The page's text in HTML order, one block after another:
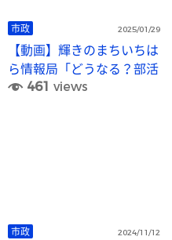
市政 2025/01/29
【動画】輝きのまちいちは
ら情報局「どうなる？部活
動地域移行」
461 views
市政 2024/11/12